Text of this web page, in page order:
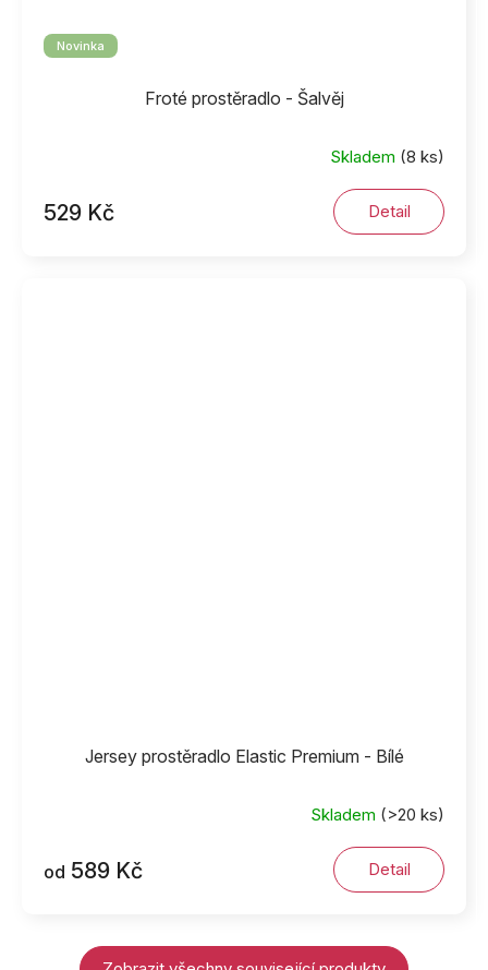
Novinka
Froté prostěradlo - Šalvěj
Skladem (8 ks)
529 Kč Detail
Jersey prostěradlo Elastic Premium - Bílé
Skladem (>20 ks)
od 589 Kč Detail